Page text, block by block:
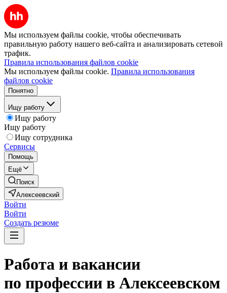
Мы используем файлы cookie, чтобы обеспечивать
правильную работу нашего веб-сайта и анализировать сетевой
трафик.
Правила использования файлов cookie
Мы используем файлы cookie. Правила использования
файлов cookie
Понятно
Ищу работу
Ищу работу
Ищу работу
Ищу сотрудника
Сервисы
Помощь
Ещё
Поиск
Алексеевский
Войти
Войти
Создать резюме
Работа и вакансии
по профессии в Алексеевском